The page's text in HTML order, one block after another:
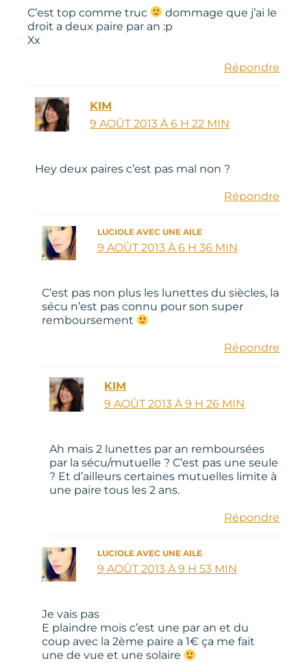
C’est top comme truc
dommage que j’ai le
droit a deux paire par an :p
Xx
Répondre
KIM
9 AOÛT 2013 À 6 H 22 MIN
Hey deux paires c’est pas mal non ?
Répondre
LUCIOLE AVEC UNE AILE
9 AOÛT 2013 À 6 H 36 MIN
C’est pas non plus les lunettes du siècles, la
sécu n’est pas connu pour son super
remboursement
Répondre
KIM
9 AOÛT 2013 À 9 H 26 MIN
Ah mais 2 lunettes par an remboursées
par la sécu/mutuelle ? C’est pas une seule
? Et d’ailleurs certaines mutuelles limite à
une paire tous les 2 ans.
Répondre
LUCIOLE AVEC UNE AILE
9 AOÛT 2013 À 9 H 53 MIN
Je vais pas
E plaindre mois c’est une par an et du
coup avec la 2ème paire a 1€ ça me fait
une de vue et une solaire